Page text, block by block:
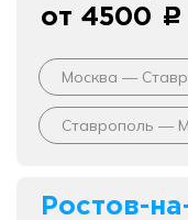
от 4500 c
Москва —
Ставрополь —
Ростов-